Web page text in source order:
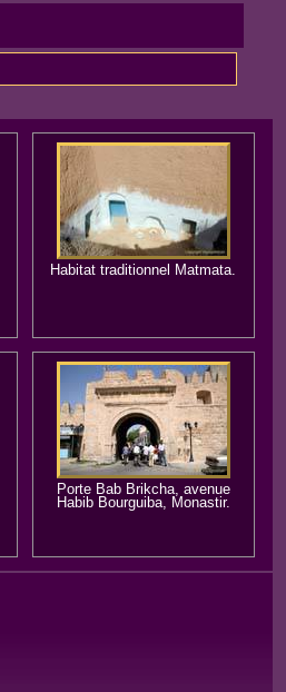
Habitat traditionnel Matmata.
Porte Bab Brikcha, avenue
Habib Bourguiba, Monastir.